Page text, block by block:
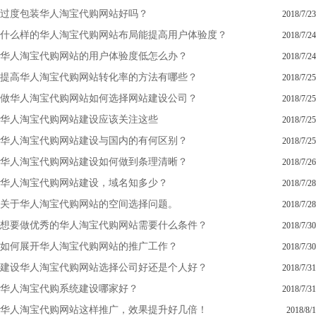
过度包装华人淘宝代购网站好吗？ 2018/7/23
什么样的华人淘宝代购网站布局能提高用户体验度？ 2018/7/24
华人淘宝代购网站的用户体验度低怎么办？ 2018/7/24
提高华人淘宝代购网站转化率的方法有哪些？ 2018/7/25
做华人淘宝代购网站如何选择网站建设公司？ 2018/7/25
华人淘宝代购网站建设应该关注这些 2018/7/25
华人淘宝代购网站建设与国内的有何区别？ 2018/7/25
华人淘宝代购网站建设如何做到条理清晰？ 2018/7/26
华人淘宝代购网站建设，域名知多少？ 2018/7/28
关于华人淘宝代购网站的空间选择问题。 2018/7/28
想要做优秀的华人淘宝代购网站需要什么条件？ 2018/7/30
如何展开华人淘宝代购网站的推广工作？ 2018/7/30
建设华人淘宝代购网站选择公司好还是个人好？ 2018/7/31
华人淘宝代购系统建设哪家好？ 2018/7/31
华人淘宝代购网站这样推广，效果提升好几倍！ 2018/8/1